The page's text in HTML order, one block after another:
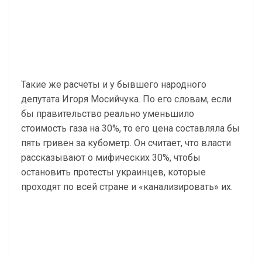
Такие же расчеты и у бывшего народного
депутата Игоря Мосийчука. По его словам, если
бы правительство реально уменьшило
стоимость газа на 30%, то его цена составляла бы
пять гривен за кубометр. Он считает, что власти
рассказывают о мифических 30%, чтобы
остановить протесты украинцев, которые
проходят по всей стране и «канализировать» их.